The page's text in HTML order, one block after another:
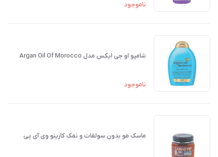
ناموجود
شامپو او جی ایکس مدل Argan Oil Of Morocco
ناموجود
ماسک مو بدون سولفات و نمک کارینو وی آی پی